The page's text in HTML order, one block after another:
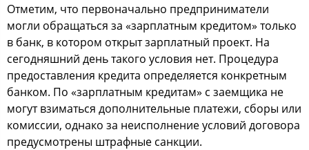
Отметим, что первоначально предприниматели
могли обращаться за «зарплатным кредитом» только
в банк, в котором открыт зарплатный проект. На
сегодняшний день такого условия нет. Процедура
предоставления кредита определяется конкретным
банком. По «зарплатным кредитам» с заемщика не
могут взиматься дополнительные платежи, сборы или
комиссии, однако за неисполнение условий договора
предусмотрены штрафные санкции.